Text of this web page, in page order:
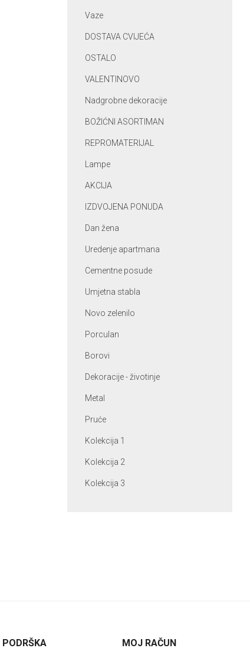
Vaze
DOSTAVA CVIJEĆA
OSTALO
VALENTINOVO
Nadgrobne dekoracije
BOŽIĆNI ASORTIMAN
REPROMATERIJAL
Lampe
AKCIJA
IZDVOJENA PONUDA
Dan žena
Uredenje apartmana
Cementne posude
Umjetna stabla
Novo zelenilo
Porculan
Borovi
Dekoracije - životinje
Metal
Pruće
Kolekcija 1
Kolekcija 2
Kolekcija 3
PODRŠKA MOJ RAČUN